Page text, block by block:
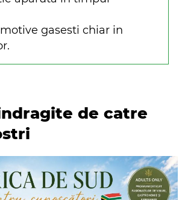
gasesti chiar in
de catre